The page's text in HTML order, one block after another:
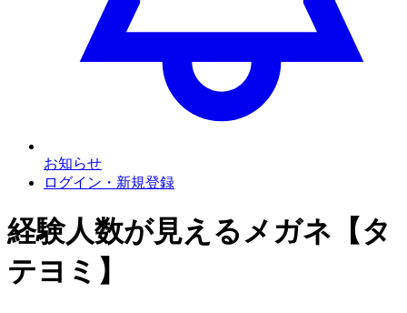
お知らせ
ログイン・新規登録
経験人数が見えるメガネ【タ
テヨミ】